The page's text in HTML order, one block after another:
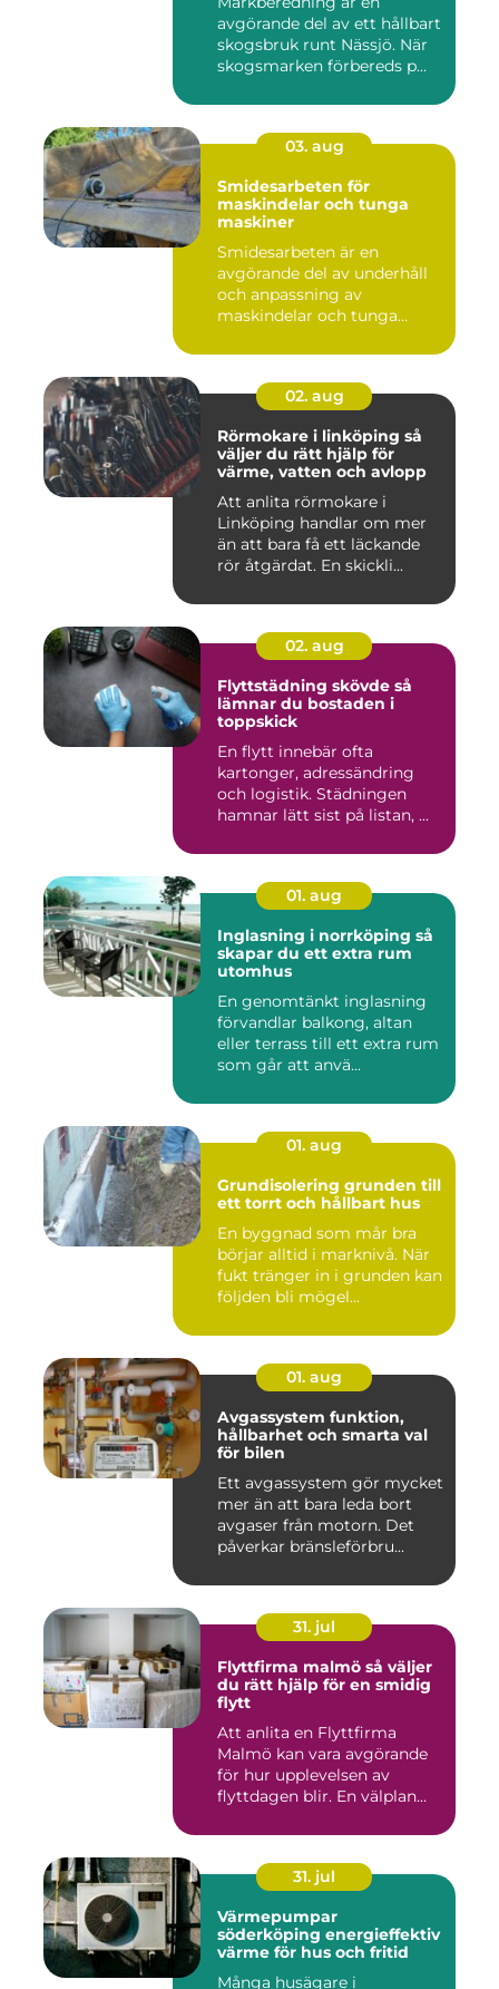
avgörande del av ett hållbart
skogsbruk runt Nässjö. När
skogsmarken förbereds p...
03. aug
Smidesarbeten för
maskindelar och tunga
maskiner
Smidesarbeten är en
avgörande del av underhåll
och anpassning av
maskindelar och tunga
02. aug
Rörmokare i linköping så
väljer du rätt hjälp för
värme, vatten och avlopp
Att anlita rörmokare i
Linköping handlar om mer
än att bara få ett läckande
rör åtgärdat. En skickli...
02. aug
Flyttstädning skövde så
lämnar du bostaden i
toppskick
En flytt innebär ofta
kartonger, adressändring
och logistik. Städningen
hamnar lätt sist på listan, ...
01. aug
Inglasning i norrköping så
skapar du ett extra rum
utomhus
En genomtänkt inglasning
förvandlar balkong, altan
eller terrass till ett extra rum
som går att anvä...
01. aug
Grundisolering grunden till
ett torrt och hållbart hus
En byggnad som mår bra
börjar alltid i marknivå. När
fukt tränger in i grunden kan
följden bli mögel...
01. aug
Avgassystem funktion,
hållbarhet och smarta val
för bilen
Ett avgassystem gör mycket
mer än att bara leda bort
avgaser från motorn. Det
påverkar bränsleförbru...
31. jul
Flyttfirma malmö så väljer
du rätt hjälp för en smidig
flytt
Att anlita en Flyttfirma
Malmö kan vara avgörande
för hur upplevelsen av
flyttdagen blir. En välplan...
31. jul
Värmepumpar
söderköping energieffektiv
värme för hus och fritid
Många husägare i